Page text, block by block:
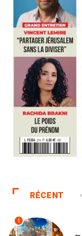
RÉCENT
1